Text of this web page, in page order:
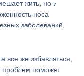
жить, но и
носа
заболеваний,
все же избавляться,
проблем поможет